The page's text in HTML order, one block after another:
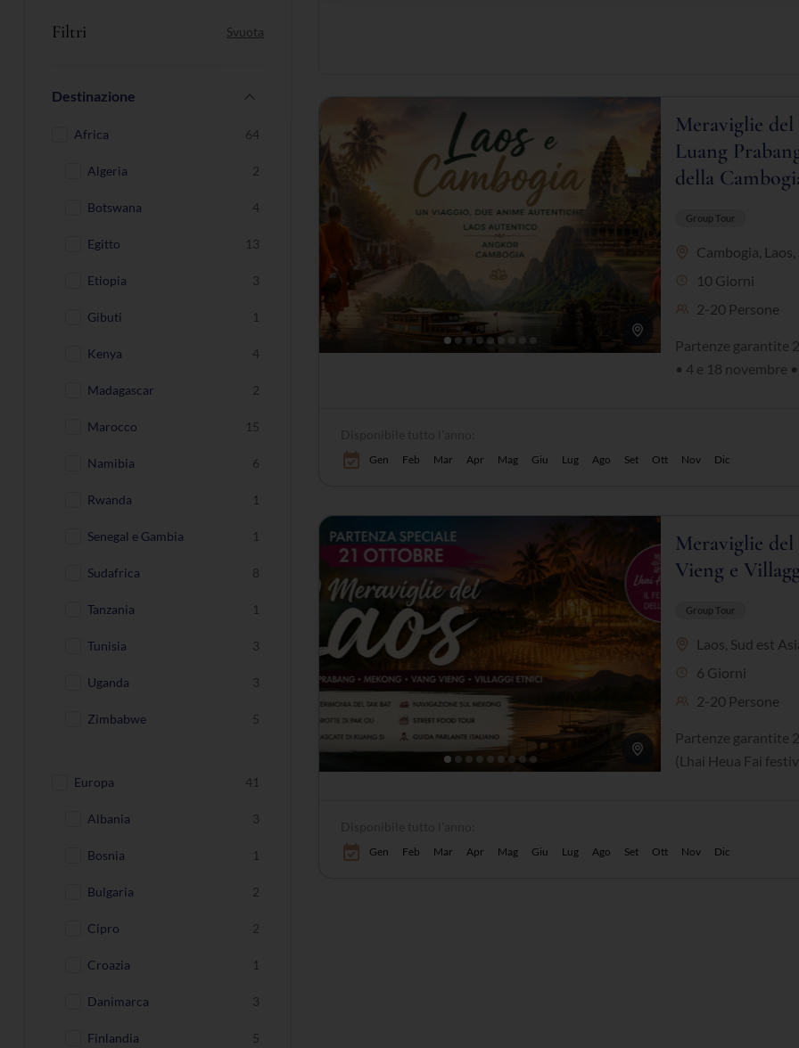
Filtri Svuota
Destinazione
Africa 64
Algeria 2
Botswana 4
Egitto 13
Etiopia 3
Gibuti 1
Kenya 4
Madagascar 2
Marocco 15
Namibia 6
Rwanda 1
Senegal e Gambia 1
Sudafrica 8
Tanzania 1
Tunisia 3
Uganda 3
Zimbabwe 5
Europa 41
Albania 3
Bosnia 1
Bulgaria 2
Cipro 2
Croazia 1
Danimarca 3
Finlandia 5
Meraviglie
Luang
della
Group Tour
Cambogia, Laos,
10 Giorni
2-20 Persone
Partenze garantite
• 4 e 18 novembre •
Gen Feb Mar Apr Mag Giu Lug Ago Set Ott Nov Dic
Meraviglie del
Vieng e
Group Tour
Laos, Sud est
6 Giorni
2-20 Persone
Partenze garantite
(Lhai Heua Fai
Gen Feb Mar Apr Mag Giu Lug Ago Set Ott Nov Dic